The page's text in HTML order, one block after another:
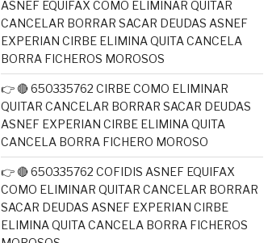
ASNEF EQUIFAX COMO ELIMINAR QUITAR
CANCELAR BORRAR SACAR DEUDAS ASNEF
EXPERIAN CIRBE ELIMINA QUITA CANCELA
BORRA FICHEROS MOROSOS
👉 🔴 650335762 CIRBE COMO ELIMINAR
QUITAR CANCELAR BORRAR SACAR DEUDAS
ASNEF EXPERIAN CIRBE ELIMINA QUITA
CANCELA BORRA FICHERO MOROSO
👉 🔴 650335762 COFIDIS ASNEF EQUIFAX
COMO ELIMINAR QUITAR CANCELAR BORRAR
SACAR DEUDAS ASNEF EXPERIAN CIRBE
ELIMINA QUITA CANCELA BORRA FICHEROS